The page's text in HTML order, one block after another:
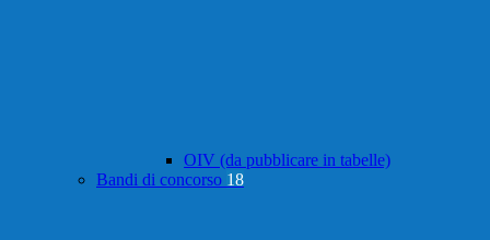
OIV (da pubblicare in tabelle)
Bandi di concorso 18